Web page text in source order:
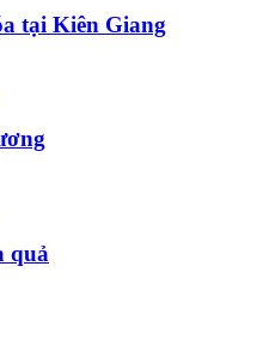
tại Kiên Giang
quả